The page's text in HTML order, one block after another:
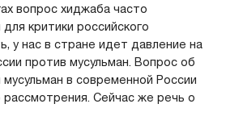
вопрос хиджаба часто
критики российского
у нас в стране идет давление на
против мусульман. Вопрос об
в современной России
Сейчас же речь о